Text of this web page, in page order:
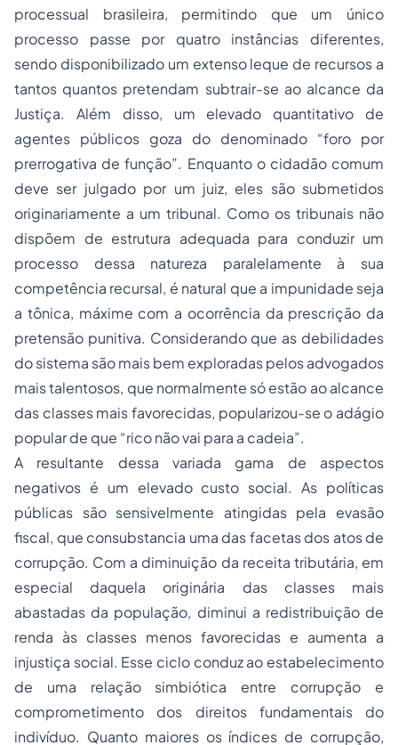
processual brasileira, permitindo que um único
processo passe por quatro instâncias diferentes,
sendo disponibilizado um extenso leque de recursos a
tantos quantos pretendam subtrair-se ao alcance da
Justiça. Além disso, um elevado quantitativo de
agentes públicos goza do denominado “foro por
prerrogativa de função”. Enquanto o cidadão comum
deve ser julgado por um juiz, eles são submetidos
originariamente a um tribunal. Como os tribunais não
dispõem de estrutura adequada para conduzir um
processo dessa natureza paralelamente à sua
competência recursal, é natural que a impunidade seja
a tônica, máxime com a ocorrência da prescrição da
pretensão punitiva. Considerando que as debilidades
do sistema são mais bem exploradas pelos advogados
mais talentosos, que normalmente só estão ao alcance
das classes mais favorecidas, popularizou-se o adágio
popular de que “rico não vai para a cadeia”.
A resultante dessa variada gama de aspectos
negativos é um elevado custo social. As políticas
públicas são sensivelmente atingidas pela evasão
fiscal, que consubstancia uma das facetas dos atos de
corrupção. Com a diminuição da receita tributária, em
especial daquela originária das classes mais
abastadas da população, diminui a redistribuição de
renda às classes menos favorecidas e aumenta a
injustiça social. Esse ciclo conduz ao estabelecimento
de uma relação simbiótica entre corrupção e
comprometimento dos direitos fundamentais do
indivíduo. Quanto maiores os índices de corrupção,